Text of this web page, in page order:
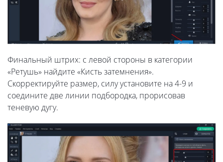
Финальный штрих: с левой стороны в категории
«Ретушь» найдите «Кисть затемнения».
Скорректируйте размер, силу установите на 4-9 и
соедините две линии подбородка, прорисовав
теневую дугу.